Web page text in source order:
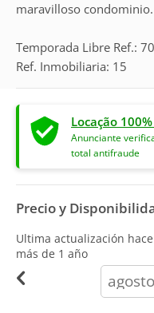
maravilloso condominio.
Temporada Libre Ref.:
Ref. Inmobiliaria: 15
Locação
Anunciante
total antifraude
Precio y
Ultima actualización hace
más de 1 año
calendar-
month